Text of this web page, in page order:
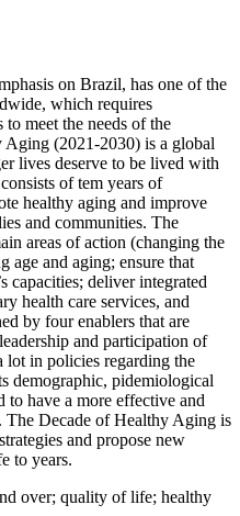
on Brazil, has one of the
which requires
to meet the needs of the
(2021-2030) is a global
lives deserve to be lived with
of tem years of
healthy aging and improve
and communities. The
areas of action (changing the
age and aging; ensure that
capacities; deliver integrated
health care services, and
by four enablers that are
and participation of
lot in policies regarding the
demographic, pidemiological
to have a more effective and
The Decade of Healthy Aging is
and propose new
to years.
over; quality of life; healthy